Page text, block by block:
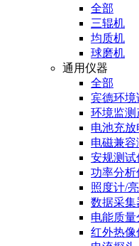
全部
三辊机
均质机
球磨机
通用仪器
全部
宾德环境
环境监测
电池充
电磁兼容
安规测试
功率分析
照度计/
数据采集
电能质量
红外热像